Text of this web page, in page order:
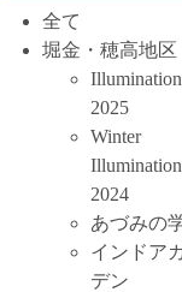
全て
堀金・穂高地区
Illumination
2025
Winter
Illumination
2024
あづみの
インドア
デン